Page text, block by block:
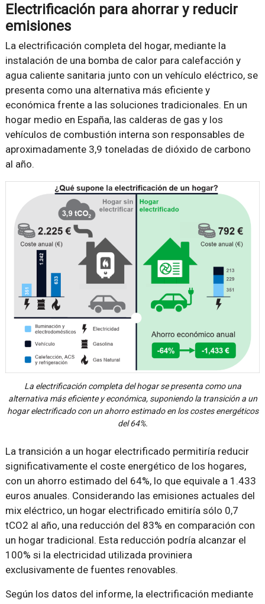
Electrificación para ahorrar y reducir
emisiones
La electrificación completa del hogar, mediante la
instalación de una bomba de calor para calefacción y
agua caliente sanitaria junto con un vehículo eléctrico, se
presenta como una alternativa más eficiente y
económica frente a las soluciones tradicionales. En un
hogar medio en España, las calderas de gas y los
vehículos de combustión interna son responsables de
aproximadamente 3,9 toneladas de dióxido de carbono
al año.
La electrificación completa del hogar se presenta como una
alternativa más eficiente y económica, suponiendo la transición a un
hogar electrificado con un ahorro estimado en los costes energéticos
del 64%.
La transición a un hogar electrificado permitiría reducir
significativamente el coste energético de los hogares,
con un ahorro estimado del 64%, lo que equivale a 1.433
euros anuales. Considerando las emisiones actuales del
mix eléctrico, un hogar electrificado emitiría sólo 0,7
tCO2 al año, una reducción del 83% en comparación con
un hogar tradicional. Esta reducción podría alcanzar el
100% si la electricidad utilizada proviniera
exclusivamente de fuentes renovables.
Según los datos del informe, la electrificación mediante